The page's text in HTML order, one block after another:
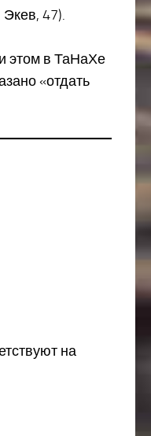
47).
этом в ТаНаХе
«отдать
на